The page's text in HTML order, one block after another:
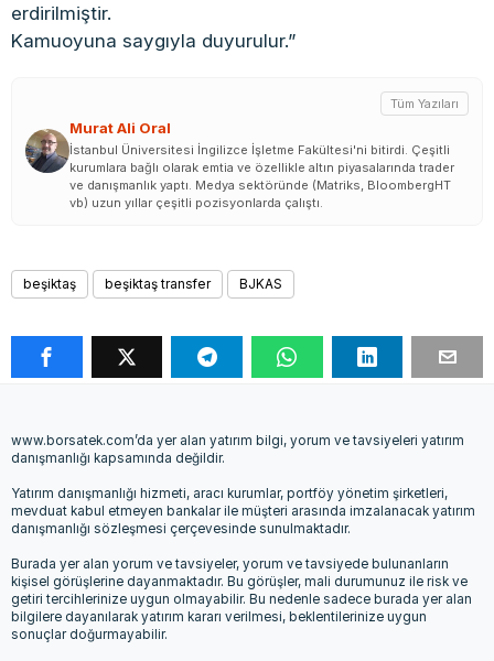
erdirilmiştir.
Kamuoyuna saygıyla duyurulur.”
Murat Ali Oral
Tüm Yazıları
İstanbul Üniversitesi İngilizce İşletme Fakültesi'ni bitirdi. Çeşitli
kurumlara bağlı olarak emtia ve özellikle altın piyasalarında trader
ve danışmanlık yaptı. Medya sektöründe (Matriks, BloombergHT
vb) uzun yıllar çeşitli pozisyonlarda çalıştı.
beşiktaş beşiktaş transfer BJKAS
www.borsatek.com’da yer alan yatırım bilgi, yorum ve tavsiyeleri yatırım
danışmanlığı kapsamında değildir.
Yatırım danışmanlığı hizmeti, aracı kurumlar, portföy yönetim şirketleri,
mevduat kabul etmeyen bankalar ile müşteri arasında imzalanacak yatırım
danışmanlığı sözleşmesi çerçevesinde sunulmaktadır.
Burada yer alan yorum ve tavsiyeler, yorum ve tavsiyede bulunanların
kişisel görüşlerine dayanmaktadır. Bu görüşler, mali durumunuz ile risk ve
getiri tercihlerinize uygun olmayabilir. Bu nedenle sadece burada yer alan
bilgilere dayanılarak yatırım kararı verilmesi, beklentilerinize uygun
sonuçlar doğurmayabilir.